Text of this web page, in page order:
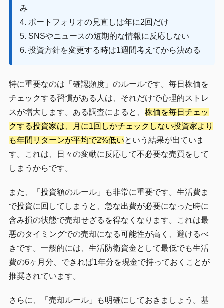
み
4. ポートフォリオの見直しは年に2回だけ
5. SNSやニュースの短期的な情報に反応しない
6. 投資方針を変更する時は1週間考えてから決める
特に重要なのは「確認頻度」のルールです。毎日株価を
チェックする習慣がある人は、それだけで心理的ストレ
スが増大します。ある調査によると、 株価を毎日チェッ
クする投資家は、月に1回しかチェックしない投資家より
も年間リターンが平均で2%低いという結果が出ていま
す。これは、日々の変動に反応して不必要な売買をして
しまうからです。
また、「投資額のルール」も非常に重要です。生活費ま
で投資に回してしまうと、急な出費が必要になった時に
含み損の状態で売却せざるを得なくなります。これは最
悪のタイミングでの売却になる可能性が高く、避けるべ
きです。一般的には、生活防衛資金として最低でも生活
費の6ヶ月分、できれば1年分を現金で持っておくことが
推奨されています。
さらに、「売却ルール」も明確にしておきましょう。基